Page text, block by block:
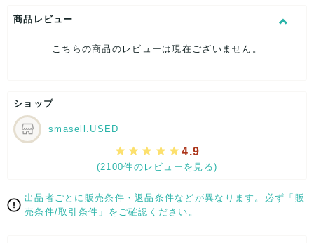
表記サイズ：F
総丈：約139cm
身幅：約43cm
目立った傷や汚れなし
こちらはUSED品になりますが、
特記する程のダメージはなく、状態良好なお品になります。
ダメージがある場合はできる限り、撮影しておりますので、
ご確認下さいませ。
[状態追記]実寸サイズをご確認ください。
商品レビュー
こちらの商品のレビューは現在ございません。
ショップ
smasell.USED
4.9
(2100件のレビューを見る)
出品者ごとに販売条件・返品条件などが異なります。必ず「販
売条件/取引条件」をご確認ください。